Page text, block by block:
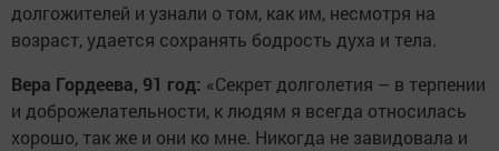
долгожителей и узнали о том, как им, несмотря на
возраст, удается сохранять бодрость духа и тела.
Вера Гордеева, 91 год: «Секрет долголетия – в терпении
и доброжелательности, к людям я всегда относилась
хорошо, так же и они ко мне. Никогда не завидовала и